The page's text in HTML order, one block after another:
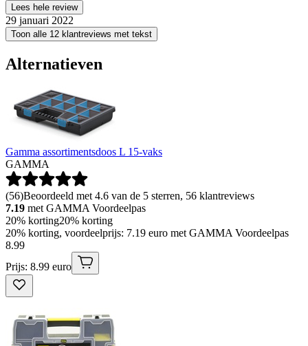
Lees hele review
29 januari 2022
Toon alle 12 klantreviews met tekst
Alternatieven
Gamma assortimentsdoos L 15-vaks
GAMMA
(56)Beoordeeld met 4.6 van de 5 sterren, 56 klantreviews
7.19 met GAMMA Voordeelpas
20% korting20% korting
20% korting, voordeelprijs: 7.19 euro met GAMMA Voordeelpas
8.99
Prijs: 8.99 euro